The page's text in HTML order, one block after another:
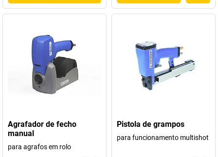
Agrafador de fecho
manual
para agrafos em rolo
Pistola de grampos
para funcionamento multishot